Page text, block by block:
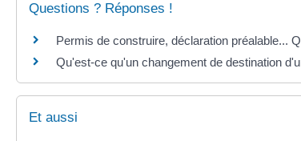
Questions ? Réponses !
Permis de construire, déclaration préalable...
Qu'est-ce qu'un changement de destination
Et aussi